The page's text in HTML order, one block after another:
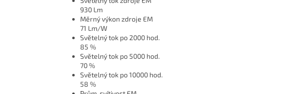
930 Lm
Měrný výkon zdroje EM
71 Lm/W
Světelný tok po 2000 hod.
85 %
Světelný tok po 5000 hod.
70 %
Světelný tok po 10000 hod.
58 %